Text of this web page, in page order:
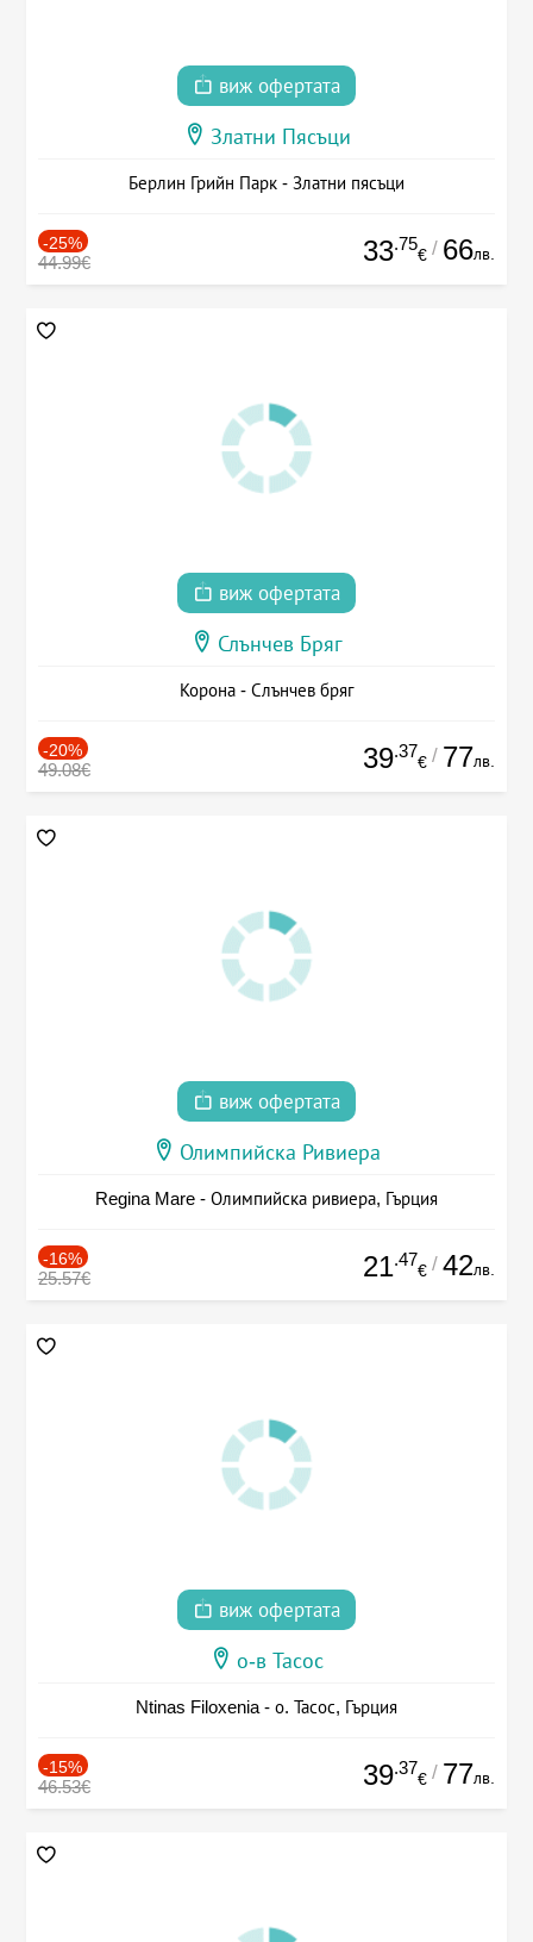
виж офертата
Златни Пясъци
Берлин Грийн Парк - Златни пясъци
-25%
44.99€ 33.75
€ / 66лв.
виж офертата
Слънчев Бряг
Корона - Слънчев бряг
-20%
49.08€ 39.37
€ / 77лв.
виж офертата
Олимпийска Ривиера
Regina Mare - Олимпийска ривиера, Гърция
-16%
25.57€ 21.47
€ / 42лв.
виж офертата
о-в Тасос
Ntinas Filoxenia - о. Тасос, Гърция
-15%
46.53€ 39.37
€ / 77лв.